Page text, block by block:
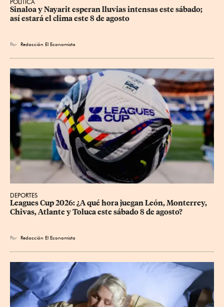
POLÍTICA
Sinaloa y Nayarit esperan lluvias intensas este sábado;
así estará el clima este 8 de agosto
Por Redacción El Economista
DEPORTES
Leagues Cup 2026: ¿A qué hora juegan León, Monterrey,
Chivas, Atlante y Toluca este sábado 8 de agosto?
Por Redacción El Economista